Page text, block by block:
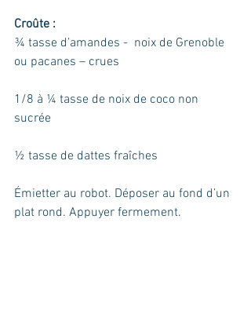
Croûte :
¾ tasse d’amandes -  noix de Grenoble
ou pacanes – crues
1/8 à ¼ tasse de noix de coco non
sucrée
½ tasse de dattes fraîches
Émietter au robot. Déposer au fond d’un
plat rond. Appuyer fermement.